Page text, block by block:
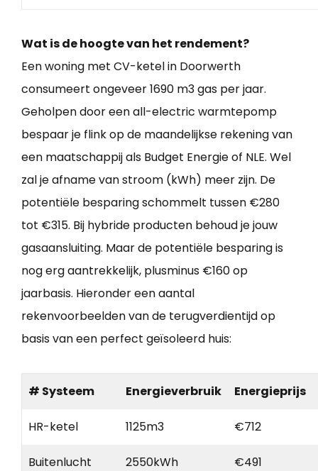
Wat is de hoogte van het rendement?
Een woning met CV-ketel in Doorwerth
consumeert ongeveer 1690 m3 gas per jaar.
Geholpen door een all-electric warmtepomp
bespaar je flink op de maandelijkse rekening van
een maatschappij als Budget Energie of NLE. Wel
zal je afname van stroom (kWh) meer zijn. De
potentiële besparing schommelt tussen €280
tot €315. Bij hybride producten behoud je jouw
gasaansluiting. Maar de potentiële besparing is
nog erg aantrekkelijk, plusminus €160 op
jaarbasis. Hieronder een aantal
rekenvoorbeelden van de terugverdientijd op
basis van een perfect geïsoleerd huis:
# Systeem Energieverbruik Energieprijs
HR-ketel 1125m3 €712
Buitenlucht 2550kWh €491